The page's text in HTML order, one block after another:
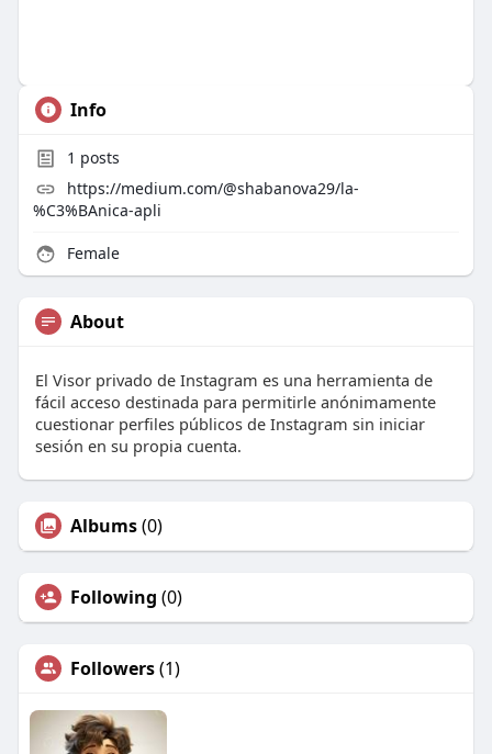
Info
1 posts
https://medium.com/@shabanova29/la-
%C3%BAnica-apli
Female
About
El Visor privado de Instagram es una herramienta de
fácil acceso destinada para permitirle anónimamente
cuestionar perfiles públicos de Instagram sin iniciar
sesión en su propia cuenta.
Albums(0)
Following (0)
Followers(1)